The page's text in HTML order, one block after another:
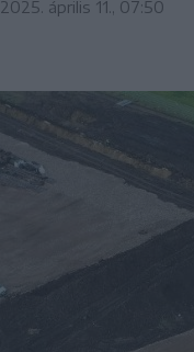
2025. április 11., 07:50